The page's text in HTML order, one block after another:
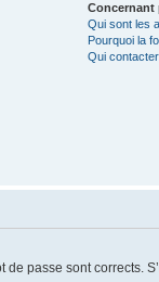
Concernant
Qui sont les
Pourquoi la
Qui
passe sont corrects.